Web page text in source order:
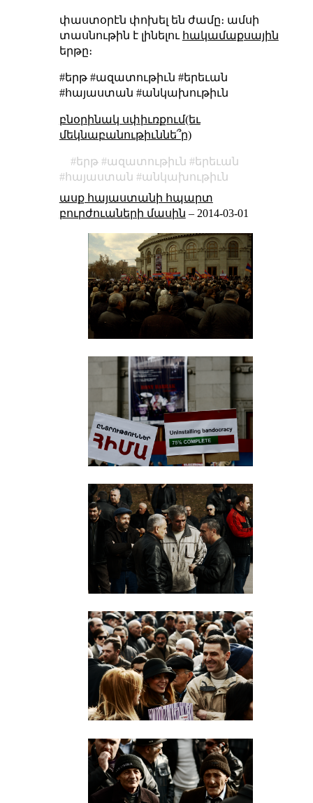
փաստօրէն փոխել են ժամը։ ամսի
տասնութին է լինելու հակամաքսային
երթը։
#երթ #ազատութիւն #երեւան
#հայաստան #անկախութիւն
բնօրինակ սփիւռքում(եւ
մեկնաբանութիւննե՞ր)
երթ ազատութիւն
երեւան
հայաստան
անկախութիւն
ասք հայաստանի հպարտ
բուրժուաների մասին – 2014-03-01